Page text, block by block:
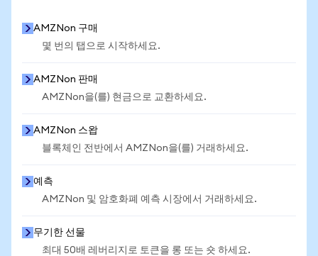
AMZNon 구매
몇 번의 탭으로 시작하세요.
AMZNon 판매
AMZNon을(를) 현금으로 교환하세요.
AMZNon 스왑
블록체인 전반에서 AMZNon을(를) 거래하세요.
예측
AMZNon 및 암호화폐 예측 시장에서 거래하세요.
무기한 선물
최대 50배 레버리지로 토큰을 롱 또는 숏 하세요.